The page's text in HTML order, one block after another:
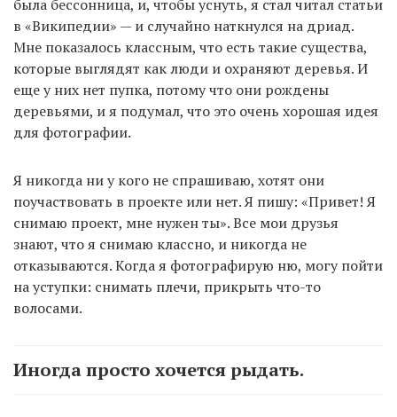
была бессонница, и, чтобы уснуть, я стал читал статьи
в «Википедии» — и случайно наткнулся на дриад.
Мне показалось классным, что есть такие существа,
которые выглядят как люди и охраняют деревья. И
еще у них нет пупка, потому что они рождены
деревьями, и я подумал, что это очень хорошая идея
для фотографии.
Я никогда ни у кого не спрашиваю, хотят они
поучаствовать в проекте или нет. Я пишу: «Привет! Я
снимаю проект, мне нужен ты». Все мои друзья
знают, что я снимаю классно, и никогда не
отказываются. Когда я фотографирую ню, могу пойти
на уступки: снимать плечи, прикрыть что-то
волосами.
Иногда просто хочется рыдать.